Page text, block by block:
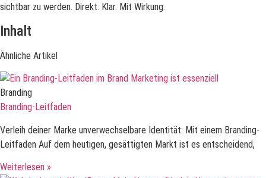
sichtbar zu werden. Direkt. Klar. Mit Wirkung.
Inhalt
Ähnliche Artikel
Branding
Branding-Leitfaden
Verleih deiner Marke unverwechselbare Identität: Mit einem Branding-
Leitfaden Auf dem heutigen, gesättigten Markt ist es entscheidend,
Weiterlesen »